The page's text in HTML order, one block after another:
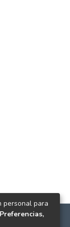
personal para